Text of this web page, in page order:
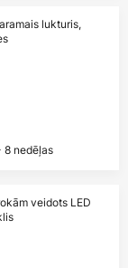
lukturis,
8 nedēļas
veidots LED